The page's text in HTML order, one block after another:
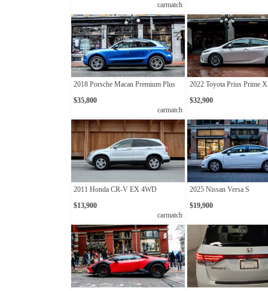
carmatch
2018 Porsche Macan Premium Plus
$35,800
carmatch
2022 Toyota Prius Prime
$32,900
2011 Honda CR-V EX 4WD
$13,900
carmatch
2025 Nissan Versa S
$19,900